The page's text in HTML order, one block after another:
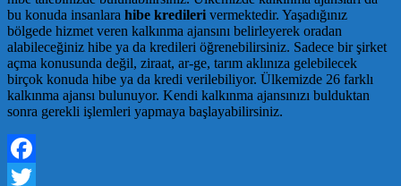
bu konuda insanlara hibe kredileri vermektedir. Yaşadığınız
bölgede hizmet veren kalkınma ajansını belirleyerek oradan
alabileceğiniz hibe ya da kredileri öğrenebilirsiniz. Sadece bir şirket
açma konusunda değil, ziraat, ar-ge, tarım aklınıza gelebilecek
birçok konuda hibe ya da kredi verilebiliyor. Ülkemizde 26 farklı
kalkınma ajansı bulunuyor. Kendi kalkınma ajansınızı bulduktan
sonra gerekli işlemleri yapmaya başlayabilirsiniz.
Facebook